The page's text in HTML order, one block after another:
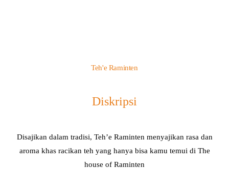
Teh'e Raminten
Diskripsi
Disajikan dalam tradisi, Teh’e Raminten menyajikan rasa dan
aroma khas racikan teh yang hanya bisa kamu temui di The
house of Raminten